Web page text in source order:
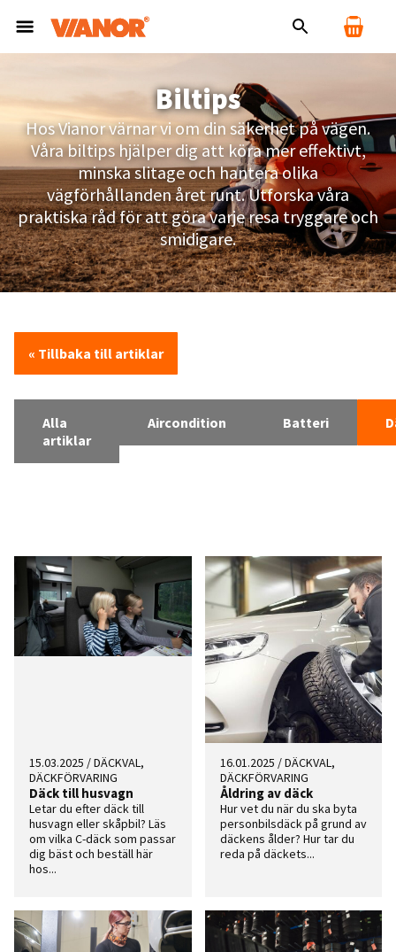
Biltips
Hos Vianor värnar vi om din säkerhet på vägen.
Våra biltips hjälper dig att köra mer effektivt,
minska slitage och hantera olika
vägförhållanden året runt. Utforska våra
praktiska råd för att göra varje resa tryggare och
smidigare.
« Tillbaka till artiklar
Alla
artiklar
Aircondition Batteri
15.03.2025 /DÄCKVAL,
DÄCKFÖRVARING
Däck till husvagn
Letar du efter däck till
husvagn eller skåpbil? Läs
om vilka C-däck som passar
dig bäst och beställ här
hos...
16.01.2025 /DÄCKVAL,
DÄCKFÖRVARING
Åldring av däck
Hur vet du när du ska byta
personbilsdäck på grund av
däckens ålder? Hur tar du
reda på däckets...